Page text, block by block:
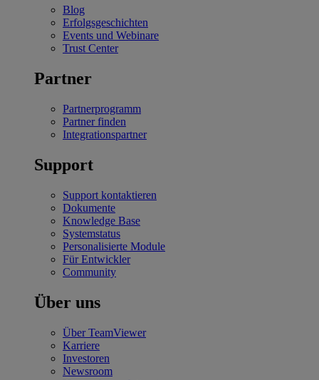
Blog
Erfolgsgeschichten
Events und Webinare
Trust Center
Partner
Partnerprogramm
Partner finden
Integrationspartner
Support
Support kontaktieren
Dokumente
Knowledge Base
Systemstatus
Personalisierte Module
Für Entwickler
Community
Über uns
Über TeamViewer
Karriere
Investoren
Newsroom